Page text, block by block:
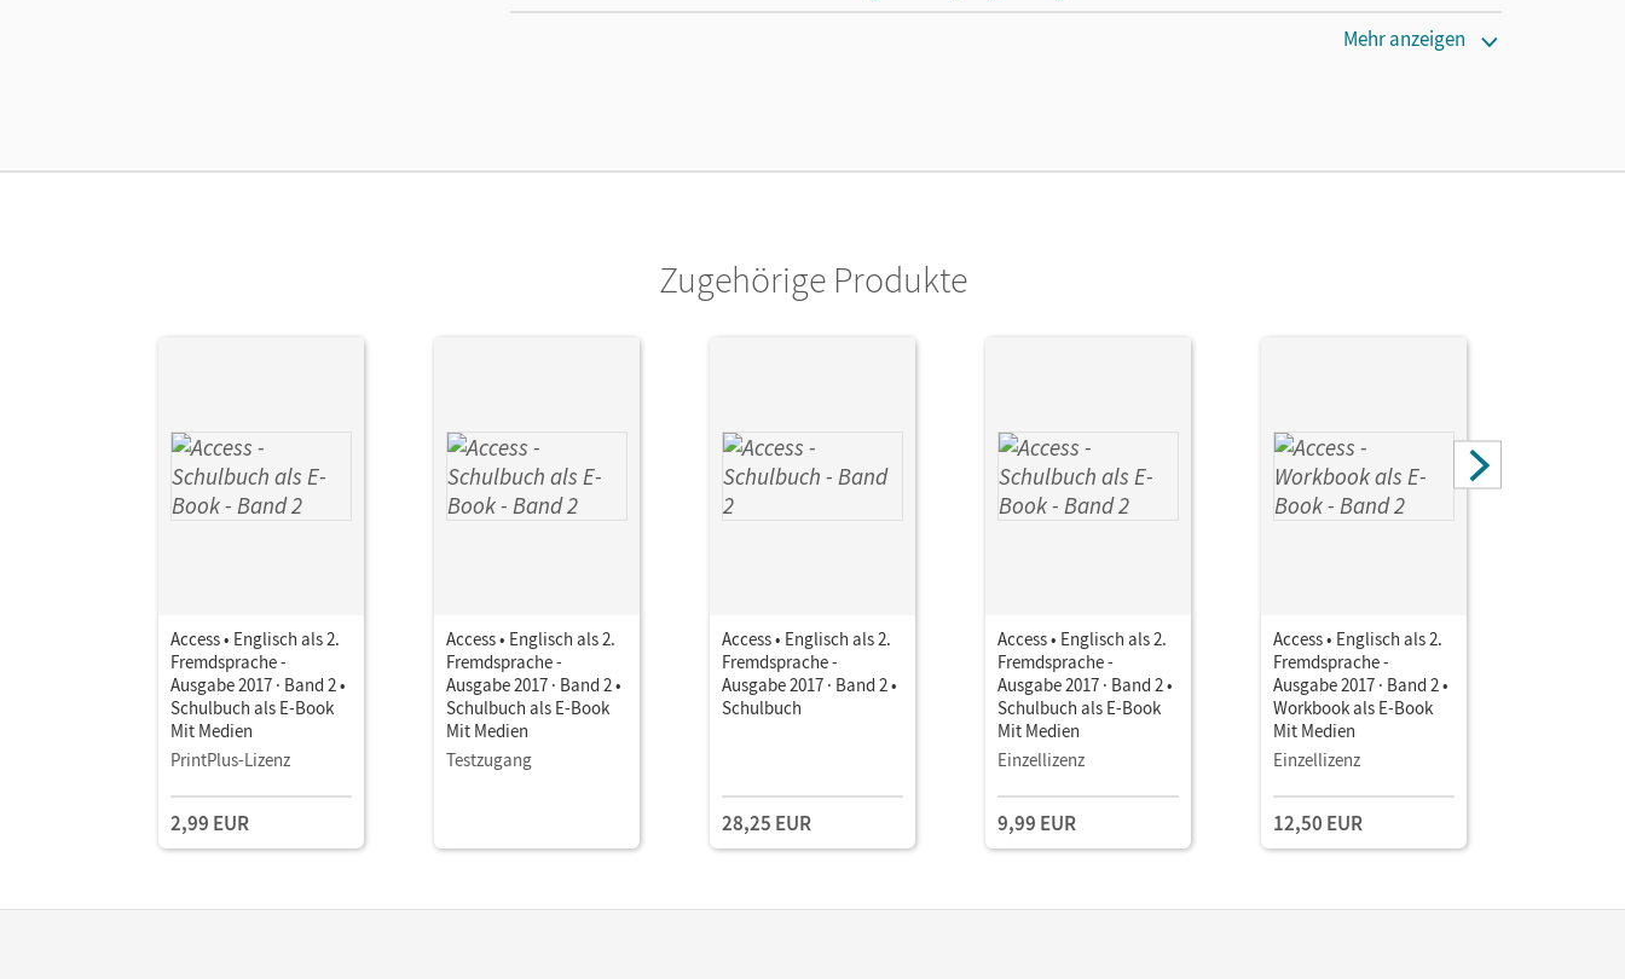
Mehr anzeigen
Zugehörige Produkte
Access • Englisch als 2.
Fremdsprache -
Ausgabe 2017 · Band 2 •
Schulbuch als E-Book
Mit Medien
PrintPlus-Lizenz
2,99 EUR
Access • Englisch als 2.
Fremdsprache -
Ausgabe 2017 · Band 2 •
Schulbuch als E-Book
Mit Medien
Testzugang
Access • Englisch als 2.
Fremdsprache -
Ausgabe 2017 · Band 2 •
Schulbuch
28,25 EUR
Access • Englisch als 2.
Fremdsprache -
Ausgabe 2017 · Band 2 •
Schulbuch als E-Book
Mit Medien
Einzellizenz
9,99 EUR
Access • Englisch als 2.
Fremdsprache -
Ausgabe 2017 · Band 2 •
Workbook als E-Book
Mit Medien
Einzellizenz
12,50 EUR